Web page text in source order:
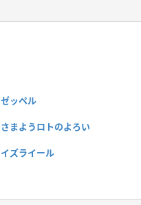
ゼッペル
さまようロトのよろい
イズライール